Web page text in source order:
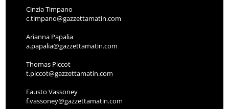
Cinzia Timpano
c.timpano@gazzettamatin.com
Arianna Papalia
a.papalia@gazzettamatin.com
Thomas Piccot
t.piccot@gazzettamatin.com
Fausto Vassoney
f.vassoney@gazzettamatin.com